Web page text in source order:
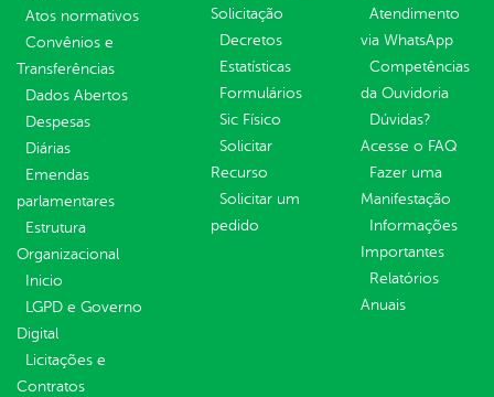
Atos normativos
Convênios e
Transferências
Dados Abertos
Despesas
Diárias
Emendas
parlamentares
Estrutura
Organizacional
Inicio
LGPD e Governo
Digital
Licitações e
Contratos
Solicitação
Decretos
Estatísticas
Formulários
Sic Físico
Solicitar
Recurso
Solicitar um
pedido
Atendimento
via WhatsApp
Competências
da Ouvidoria
Dúvidas?
Acesse o FAQ
Fazer uma
Manifestação
Informações
Importantes
Relatórios
Anuais